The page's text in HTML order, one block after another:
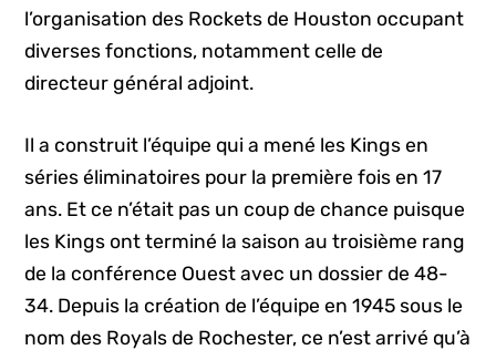
l’organisation des Rockets de Houston occupant
diverses fonctions, notamment celle de
directeur général adjoint.
Il a construit l’équipe qui a mené les Kings en
séries éliminatoires pour la première fois en 17
ans. Et ce n’était pas un coup de chance puisque
les Kings ont terminé la saison au troisième rang
de la conférence Ouest avec un dossier de 48-
34. Depuis la création de l’équipe en 1945 sous le
nom des Royals de Rochester, ce n’est arrivé qu’à